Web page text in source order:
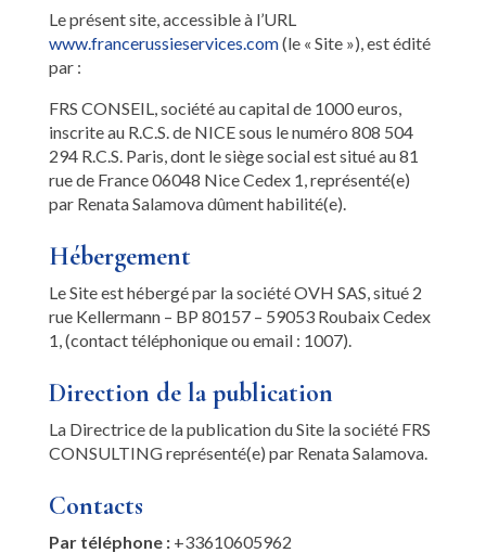
Le présent site, accessible à l’URL
www.francerussieservices.com(le « Site »), est édité
par :
FRS CONSEIL, société au capital de 1000 euros,
inscrite au R.C.S. de NICE sous le numéro 808 504
294 R.C.S. Paris, dont le siège social est situé au 81
rue de France 06048 Nice Cedex 1, représenté(e)
par Renata Salamova dûment habilité(e).
Hébergement
Le Site est hébergé par la société OVH SAS, situé 2
rue Kellermann – BP 80157 – 59053 Roubaix Cedex
1, (contact téléphonique ou email : 1007).
Direction de la publication
La Directrice de la publication du Site la société FRS
CONSULTING représenté(e) par Renata Salamova.
Contacts
Par téléphone :+33610605962